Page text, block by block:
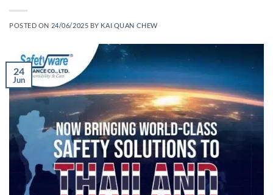
POSTED ON 24/06/2025 BY KAI QUAN CHEW
24
Jun